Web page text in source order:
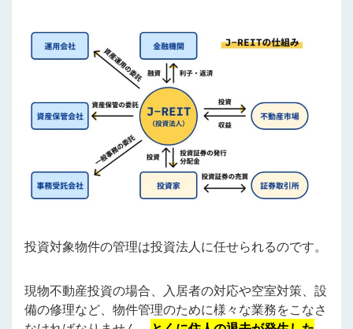
投資対象物件の管理は投資法人に任せられるのです。
現物不動産投資の場合、入居者の対応や空室対策、設
備の修理など、物件管理のために様々な業務をこなさ